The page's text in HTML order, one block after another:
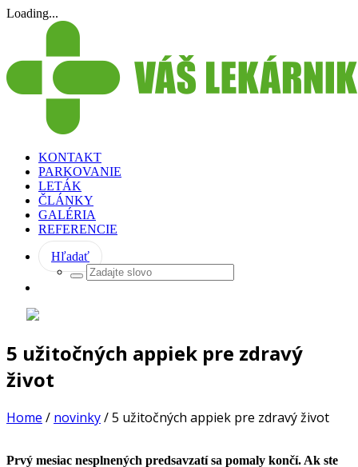
Loading...
KONTAKT
PARKOVANIE
LETÁK
ČLÁNKY
GALÉRIA
REFERENCIE
Hľadať
5 užitočných appiek pre zdravý
život
Home / novinky/5 užitočných appiek pre zdravý život
Prvý mesiac nesplnených predsavzatí sa pomaly končí. Ak ste